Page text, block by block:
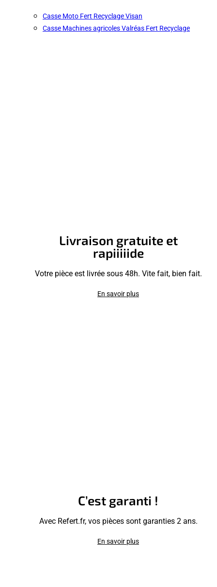
Casse Moto Fert Recyclage Visan
Casse Machines agricoles Valréas Fert Recyclage
Livraison gratuite et
rapiiiiide
Votre pièce est livrée sous 48h. Vite fait, bien fait.
En savoir plus
C’est garanti !
Avec Refert.fr, vos pièces sont garanties 2 ans.
En savoir plus